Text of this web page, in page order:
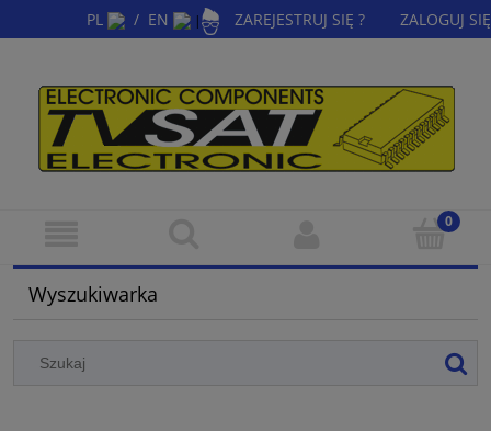
PL / EN | ZAREJESTRUJ SIĘ ? ZALOGUJ SIĘ
Wyszukiwarka